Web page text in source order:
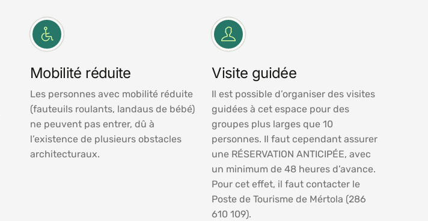
Mobilité réduite
Les personnes avec mobilité réduite
(fauteuils roulants, landaus de bébé)
ne peuvent pas entrer, dû à
l’existence de plusieurs obstacles
architecturaux.
Visite guidée
Il est possible d’organiser des visites
guidées à cet espace pour des
groupes plus larges que 10
personnes. Il faut cependant assurer
une RÉSERVATION ANTICIPÉE, avec
un minimum de 48 heures d’avance.
Pour cet effet, il faut contacter le
Poste de Tourisme de Mértola (286
610 109).